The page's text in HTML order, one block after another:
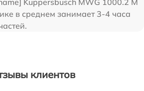
Kuppersbusch MWG 1000.2 M
в среднем занимает 3-4 часа
клиентов